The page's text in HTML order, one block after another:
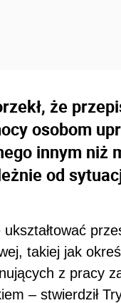
że
osobom
innym niż
od
takiej jak
z pracy
– stwierdził